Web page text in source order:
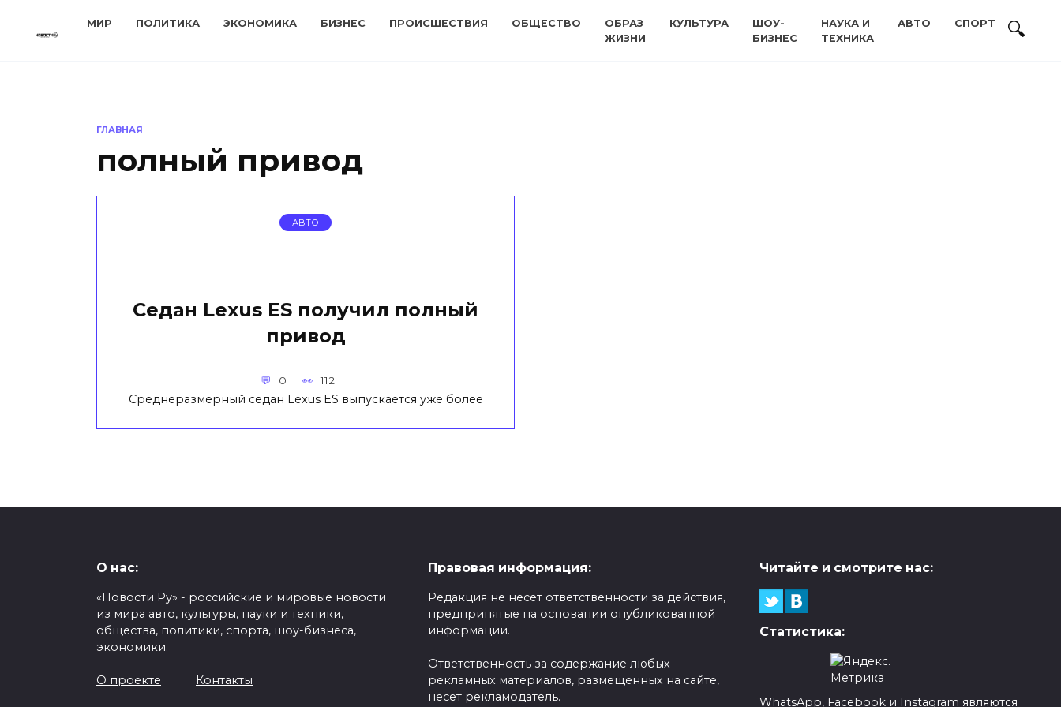
МИР ПОЛИТИКА ЭКОНОМИКА БИЗНЕС ПРОИСШЕСТВИЯ ОБЩЕСТВО
ОБРАЗ
ЖИЗНИ
КУЛЬТУРА
ШОУ-
БИЗНЕС
НАУКА И
ТЕХНИКА
АВТО СПОРТ
ГЛАВНАЯ
полный привод
АВТО
Седан Lexus ES получил полный
привод
0 112
Среднеразмерный седан Lexus ES выпускается уже более
О нас:
«Новости Ру» - российские и мировые новости
из мира авто, культуры, науки и техники,
общества, политики, спорта, шоу-бизнеса,
экономики.
О проекте Контакты
Правовая информация:
Редакция не несет ответственности за действия,
предпринятые на основании опубликованной
информации.
Ответственность за содержание любых
рекламных материалов, размещенных на сайте,
несет рекламодатель.
Читайте и смотрите нас:
Статистика:
WhatsApp, Facebook и Instagram являются